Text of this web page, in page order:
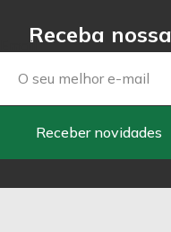
Receba
Email
Receber novidades